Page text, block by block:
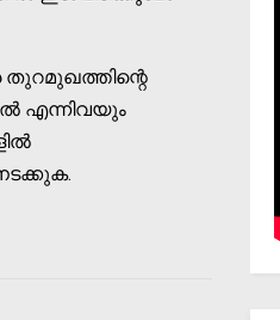
തുറമുഖത്തിന്റെ
എന്നിവയും